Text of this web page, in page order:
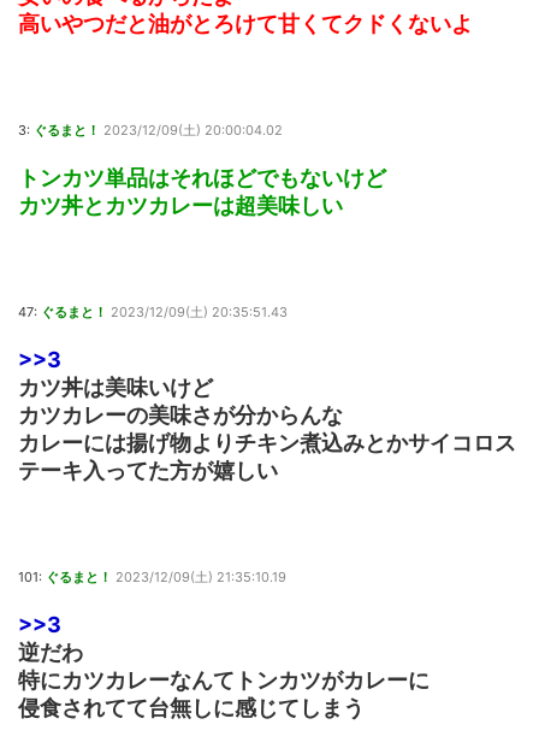
高いやつだと油がとろけて甘くてクドくないよ
3: ぐるまと！ 2023/12/09(土) 20:00:04.02
トンカツ単品はそれほどでもないけど
カツ丼とカツカレーは超美味しい
47: ぐるまと！ 2023/12/09(土) 20:35:51.43
>>3
カツ丼は美味いけど
カツカレーの美味さが分からんな
カレーには揚げ物よりチキン煮込みとかサイコロス
テーキ入ってた方が嬉しい
101: ぐるまと！ 2023/12/09(土) 21:35:10.19
>>3
逆だわ
特にカツカレーなんてトンカツがカレーに
侵食されてて台無しに感じてしまう